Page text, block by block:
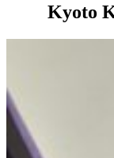
Kyoto